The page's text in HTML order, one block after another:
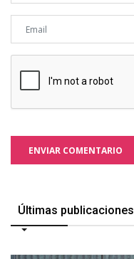
ENVIAR COMENTARIO
Últimas publicaciones